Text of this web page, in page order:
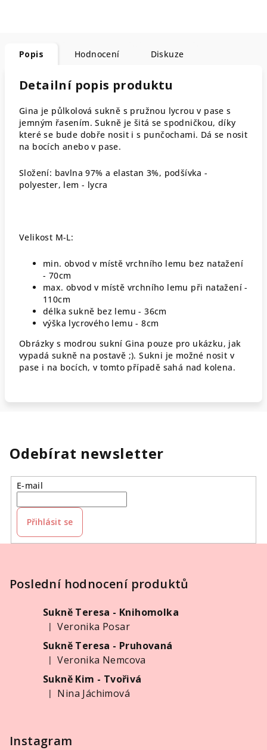
Popis Hodnocení Diskuze
Detailní popis produktu
Gina je půlkolová sukně s pružnou lycrou v pase s
jemným řasením. Sukně je šitá se spodničkou, díky
které se bude dobře nosit i s punčochami. Dá se nosit
na bocích anebo v pase.
Složení: bavlna 97% a elastan 3%, podšívka -
polyester, lem - lycra
Velikost M-L:
min. obvod v místě vrchního lemu bez natažení
- 70cm
max. obvod v místě vrchního lemu při natažení -
110cm
délka sukně bez lemu - 36cm
výška lycrového lemu - 8cm
Obrázky s modrou sukní Gina pouze pro ukázku, jak
vypadá sukně na postavě ;). Sukni je možné nosit v
pase i na bocích, v tomto případě sahá nad kolena.
Odebírat newsletter
E-mail
Přihlásit se
Poslední hodnocení produktů
Sukně Teresa - Knihomolka
Hodnocení produktu je 5 z 5 hvězdiček.
|
Veronika Posar
Sukně Teresa - Pruhovaná
Hodnocení produktu je 5 z 5 hvězdiček.
|
Veronika Nemcova
Sukně Kim - Tvořivá
Hodnocení produktu je 5 z 5 hvězdiček.
| Nina Jáchimová
Instagram